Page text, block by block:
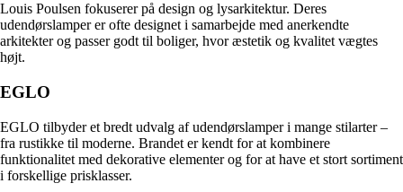
Louis Poulsen fokuserer på design og lysarkitektur. Deres
udendørslamper er ofte designet i samarbejde med anerkendte
arkitekter og passer godt til boliger, hvor æstetik og kvalitet vægtes
højt.
EGLO
EGLO tilbyder et bredt udvalg af udendørslamper i mange stilarter –
fra rustikke til moderne. Brandet er kendt for at kombinere
funktionalitet med dekorative elementer og for at have et stort sortiment
i forskellige prisklasser.